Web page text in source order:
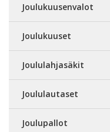
Joulukuusenvalot
Joulukuuset
Joululahjasäkit
Joululautaset
Joulupallot